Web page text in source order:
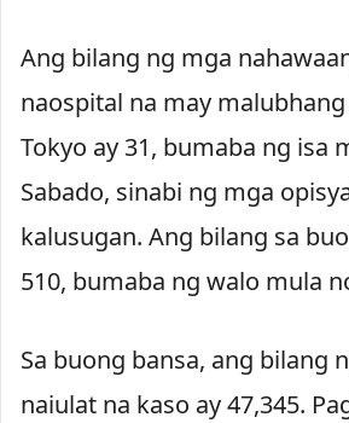
Ang bilang ng mga
naospital na may
Tokyo ay 31, bumaba ng isa
Sabado, sinabi ng mga
kalusugan. Ang bilang sa
510, bumaba ng walo mula
Sa buong bansa, ang bilang
naiulat na kaso ay 47,345.